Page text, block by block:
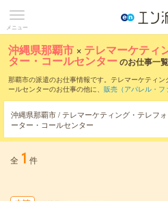
メニュー
沖縄県那覇市 × テレマーケティ
ター・コールセンターのお仕事一覧
那覇市の派遣のお仕事情報です。テレマーケティ
ールセンターのお仕事の他に、 販売（アパレル・フ
でいただけます。職種辞典：テレマーケティング
センターのお仕事とは？とは？
沖縄県那覇市 / テレマーケティング・テレフ
ーター・コールセンター
全 1 件